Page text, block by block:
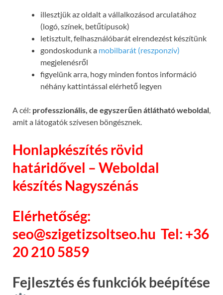
illesztjük az oldalt a vállalkozásod arculatához
(logó, színek, betűtípusok)
letisztult, felhasználóbarát elrendezést készítünk
gondoskodunk a mobilbarát (reszponzív)
megjelenésről
figyelünk arra, hogy minden fontos információ
néhány kattintással elérhető legyen
A cél: professzionális, de egyszerűen átlátható weboldal,
amit a látogatók szívesen böngésznek.
Honlapkészítés rövid
határidővel – Weboldal
készítés Nagyszénás
Elérhetőség:
seo@szigetizsoltseo.hu Tel: +36
20 210 5859
Fejlesztés és funkciók beépítése